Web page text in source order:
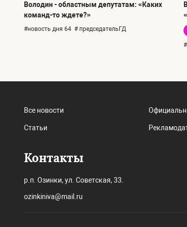
Володин - областным депутатам: «Каких
команд-то ждете?»
#новость дня 64 # председательГД
Все новости
Статьи
Контакты
р.п. Озинки, ул. Советская, 33.
ozinkiniva@mail.ru